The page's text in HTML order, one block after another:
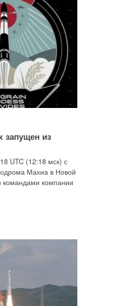
запущен из
UTC (12:18 мск) с
Махиа в Новой
командами компании